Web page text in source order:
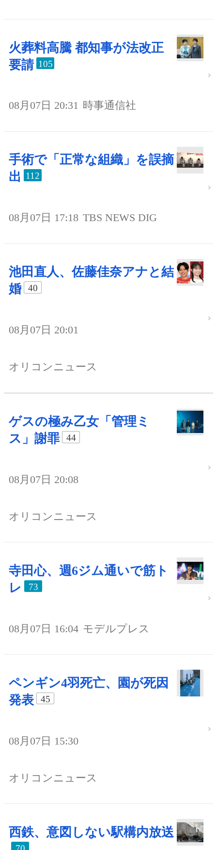
火葬料高騰 都知事が法改正
要請 105
08月07日 20:31 時事通信社
手術で「正常な組織」を誤摘
出
112
08月07日 17:18 TBS NEWS DIG
池田直人、佐藤佳奈アナと結
婚
40
08月07日 20:01
オリコンニュース
ゲスの極み乙女「管理ミ
ス」謝罪
44
08月07日 20:08
オリコンニュース
寺田心、週6ジム通いで筋ト
レ
73
08月07日 16:04 モデルプレス
ペンギン4羽死亡、園が死因
発表
45
08月07日 15:30
オリコンニュース
西鉄、意図しない駅構内放送